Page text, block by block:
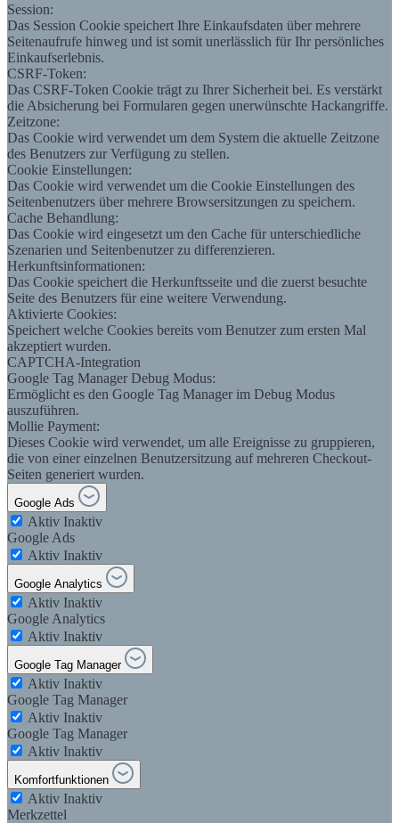
Session:
Das Session Cookie speichert Ihre Einkaufsdaten über mehrere
Seitenaufrufe hinweg und ist somit unerlässlich für Ihr persönliches
Einkaufserlebnis.
CSRF-Token:
Das CSRF-Token Cookie trägt zu Ihrer Sicherheit bei. Es verstärkt
die Absicherung bei Formularen gegen unerwünschte Hackangriffe.
Zeitzone:
Das Cookie wird verwendet um dem System die aktuelle Zeitzone
des Benutzers zur Verfügung zu stellen.
Cookie Einstellungen:
Das Cookie wird verwendet um die Cookie Einstellungen des
Seitenbenutzers über mehrere Browsersitzungen zu speichern.
Cache Behandlung:
Das Cookie wird eingesetzt um den Cache für unterschiedliche
Szenarien und Seitenbenutzer zu differenzieren.
Herkunftsinformationen:
Das Cookie speichert die Herkunftsseite und die zuerst besuchte
Seite des Benutzers für eine weitere Verwendung.
Aktivierte Cookies:
Speichert welche Cookies bereits vom Benutzer zum ersten Mal
akzeptiert wurden.
CAPTCHA-Integration
Google Tag Manager Debug Modus:
Ermöglicht es den Google Tag Manager im Debug Modus
auszuführen.
Mollie Payment:
Dieses Cookie wird verwendet, um alle Ereignisse zu gruppieren,
die von einer einzelnen Benutzersitzung auf mehreren Checkout-
Seiten generiert wurden.
Google Ads
Aktiv Inaktiv
Google Ads
Aktiv Inaktiv
Google Analytics
Aktiv Inaktiv
Google Analytics
Aktiv Inaktiv
Google Tag Manager
Aktiv Inaktiv
Google Tag Manager
Aktiv Inaktiv
Google Tag Manager
Aktiv Inaktiv
Komfortfunktionen
Aktiv Inaktiv
Merkzettel